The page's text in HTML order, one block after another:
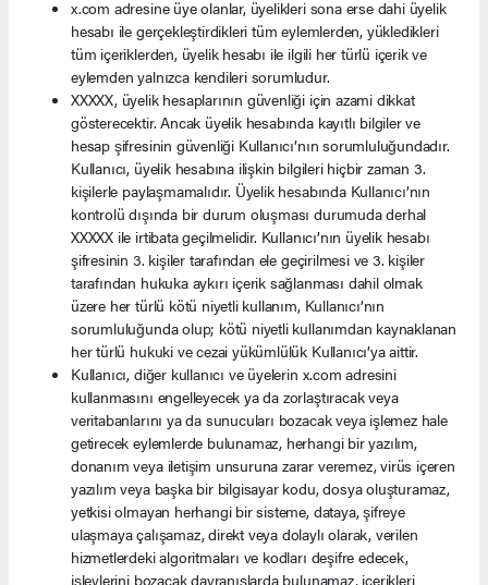
x.com adresine üye olanlar, üyelikleri sona erse dahi üyelik
hesabı ile gerçekleştirdikleri tüm eylemlerden, yükledikleri
tüm içeriklerden, üyelik hesabı ile ilgili her türlü içerik ve
eylemden yalnızca kendileri sorumludur.
XXXXX, üyelik hesaplarının güvenliği için azami dikkat
gösterecektir. Ancak üyelik hesabında kayıtlı bilgiler ve
hesap şifresinin güvenliği Kullanıcı’nın sorumluluğundadır.
Kullanıcı, üyelik hesabına ilişkin bilgileri hiçbir zaman 3.
kişilerle paylaşmamalıdır. Üyelik hesabında Kullanıcı’nın
kontrolü dışında bir durum oluşması durumuda derhal
XXXXX ile irtibata geçilmelidir. Kullanıcı’nın üyelik hesabı
şifresinin 3. kişiler tarafından ele geçirilmesi ve 3. kişiler
tarafından hukuka aykırı içerik sağlanması dahil olmak
üzere her türlü kötü niyetli kullanım, Kullanıcı’nın
sorumluluğunda olup; kötü niyetli kullanımdan kaynaklanan
her türlü hukuki ve cezai yükümlülük Kullanıcı’ya aittir.
Kullanıcı, diğer kullanıcı ve üyelerin x.com adresini
kullanmasını engelleyecek ya da zorlaştıracak veya
veritabanlarını ya da sunucuları bozacak veya işlemez hale
getirecek eylemlerde bulunamaz, herhangi bir yazılım,
donanım veya iletişim unsuruna zarar veremez, virüs içeren
yazılım veya başka bir bilgisayar kodu, dosya oluşturamaz,
yetkisi olmayan herhangi bir sisteme, dataya, şifreye
ulaşmaya çalışamaz, direkt veya dolaylı olarak, verilen
hizmetlerdeki algoritmaları ve kodları deşifre edecek,
işlevlerini bozacak davranışlarda bulunamaz, içerikleri